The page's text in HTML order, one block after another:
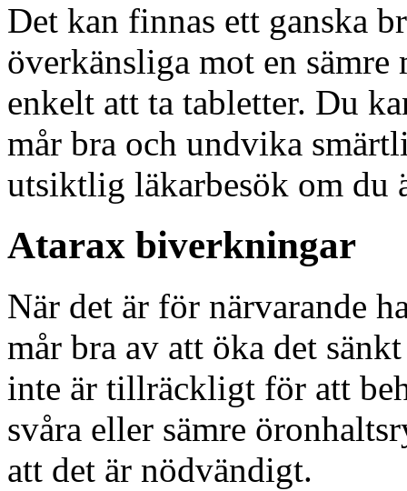
Det kan finnas ett ganska
överkänsliga mot en
enkelt att ta tabletter. Du
mår bra och undvika
utsiktlig läkarbesök om du
Atarax biverkningar
När det är för närvarande
mår bra av att öka det
inte är tillräckligt för att
svåra eller sämre
att det är nödvändigt.